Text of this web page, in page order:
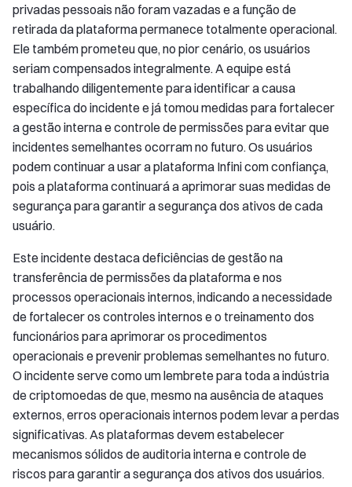
privadas pessoais não foram vazadas e a função de
retirada da plataforma permanece totalmente operacional.
Ele também prometeu que, no pior cenário, os usuários
seriam compensados integralmente. A equipe está
trabalhando diligentemente para identificar a causa
específica do incidente e já tomou medidas para fortalecer
a gestão interna e controle de permissões para evitar que
incidentes semelhantes ocorram no futuro. Os usuários
podem continuar a usar a plataforma Infini com confiança,
pois a plataforma continuará a aprimorar suas medidas de
segurança para garantir a segurança dos ativos de cada
usuário.
Este incidente destaca deficiências de gestão na
transferência de permissões da plataforma e nos
processos operacionais internos, indicando a necessidade
de fortalecer os controles internos e o treinamento dos
funcionários para aprimorar os procedimentos
operacionais e prevenir problemas semelhantes no futuro.
O incidente serve como um lembrete para toda a indústria
de criptomoedas de que, mesmo na ausência de ataques
externos, erros operacionais internos podem levar a perdas
significativas. As plataformas devem estabelecer
mecanismos sólidos de auditoria interna e controle de
riscos para garantir a segurança dos ativos dos usuários.